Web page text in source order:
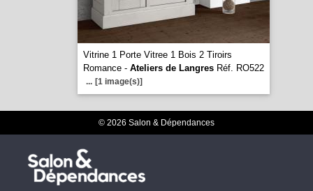
Vitrine 1 Porte Vitree 1 Bois 2 Tiroirs
Romance - Ateliers de LangresRéf. RO522
... [1 image(s)]
© 2026 Salon & Dépendances